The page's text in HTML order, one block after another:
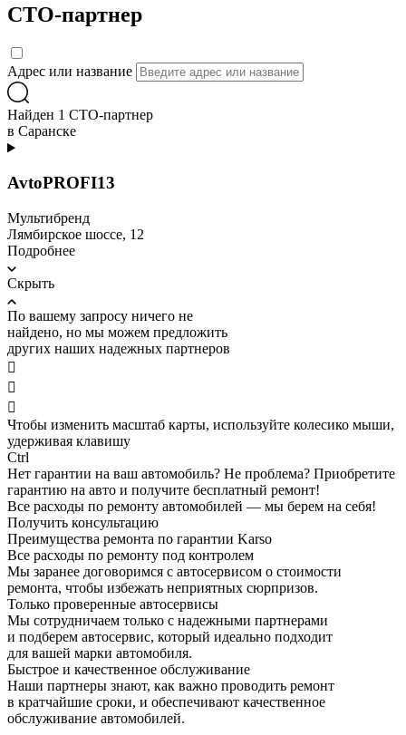
СТО-партнер
Адрес или название
Найден 1 СТО-партнер
в Саранске
AvtoPROFI13
Мультибренд
Лямбирское шоссе, 12
Подробнее
Скрыть
По вашему запросу ничего не
найдено, но мы можем предложить
других наших надежных партнеров



Чтобы изменить масштаб карты, используйте колесико мыши,
удерживая клавишу
Ctrl
Нет гарантии на ваш автомобиль? Не проблема? Приобретите
гарантию на авто и получите бесплатный ремонт!
Все расходы по ремонту автомобилей — мы берем на себя!
Получить консультацию
Преимущества ремонта по гарантии Karso
Все расходы по ремонту под контролем
Мы заранее договоримся с автосервисом о стоимости
ремонта, чтобы избежать неприятных сюрпризов.
Только проверенные автосервисы
Мы сотрудничаем только с надежными партнерами
и подберем автосервис, который идеально подходит
для вашей марки автомобиля.
Быстрое и качественное обслуживание
Наши партнеры знают, как важно проводить ремонт
в кратчайшие сроки, и обеспечивают качественное
обслуживание автомобилей.